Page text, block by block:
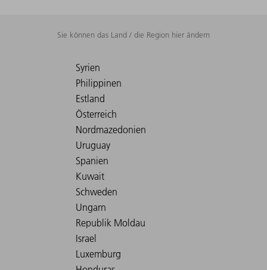
Sie können das Land / die Region hier ändern